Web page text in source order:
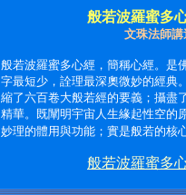
般若波羅蜜多
文珠法師講
般若波羅蜜多心經，簡稱心經。是
字最短少，詮理最深奧微妙的經典
縮了六百卷大般若經的要義；攝盡
精華。既闡明宇宙人生緣起性空的
妙理的體用與功能；實是般若的核
般若波羅蜜多